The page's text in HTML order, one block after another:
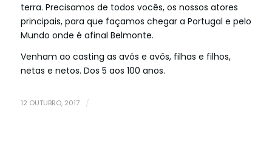
terra. Precisamos de todos vocês, os nossos atores
principais, para que façamos chegar a Portugal e pelo
Mundo onde é afinal Belmonte.
Venham ao casting as avós e avôs, filhas e filhos,
netas e netos. Dos 5 aos 100 anos.
12 OUTUBRO, 2017 /